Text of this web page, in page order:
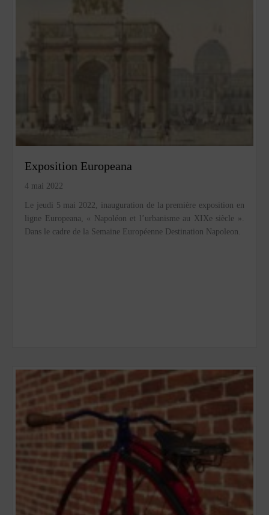
Exposition Europeana
4 mai 2022
Le jeudi 5 mai 2022, inauguration de la première exposition en
ligne Europeana, « Napoléon et l’urbanisme au XIXe siècle ».
Dans le cadre de la Semaine Européenne Destination Napoleon.